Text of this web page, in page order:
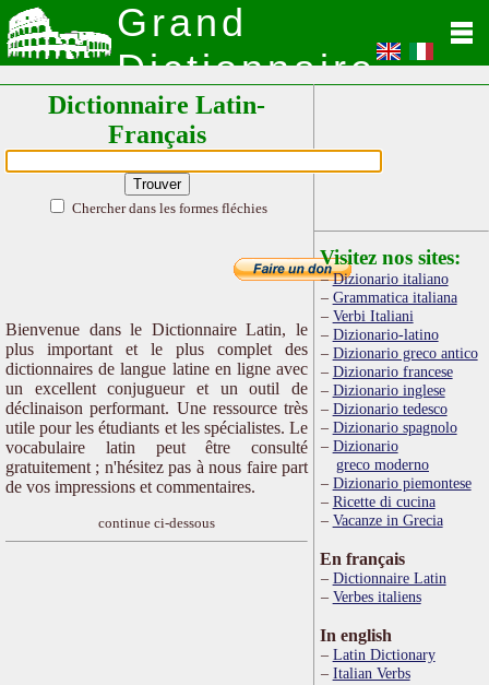
Grand
Dictionnaire
Latin
Dictionnaire Latin-
Français
Chercher dans les formes fléchies
Bienvenue dans le Dictionnaire Latin, le
plus important et le plus complet des
dictionnaires de langue latine en ligne avec
un excellent conjugueur et un outil de
déclinaison performant. Une ressource très
utile pour les étudiants et les spécialistes. Le
vocabulaire latin peut être consulté
gratuitement ; n'hésitez pas à nous faire part
de vos impressions et commentaires.
continue ci-dessous
Visitez nos sites:
Dizionario italiano
Grammatica italiana
Verbi Italiani
Dizionario-latino
Dizionario greco antico
Dizionario francese
Dizionario inglese
Dizionario tedesco
Dizionario spagnolo
Dizionario
greco moderno
Dizionario piemontese
Ricette di cucina
Vacanze in Grecia
En français
Dictionnaire Latin
Verbes italiens
In english
Latin Dictionary
Italian Verbs